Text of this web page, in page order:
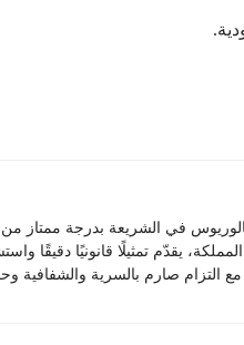
في الشريعة بدرجة ممتاز من
يقدّم تمثيلًا قانونيًا دقيقًا
مع التزام صارم بالسرية والشفافية